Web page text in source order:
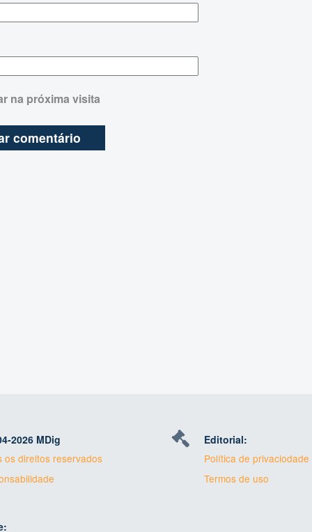
na próxima visita
2026 MDig
os direitos reservados
Editorial:
Política de privaciodade
Termos de uso